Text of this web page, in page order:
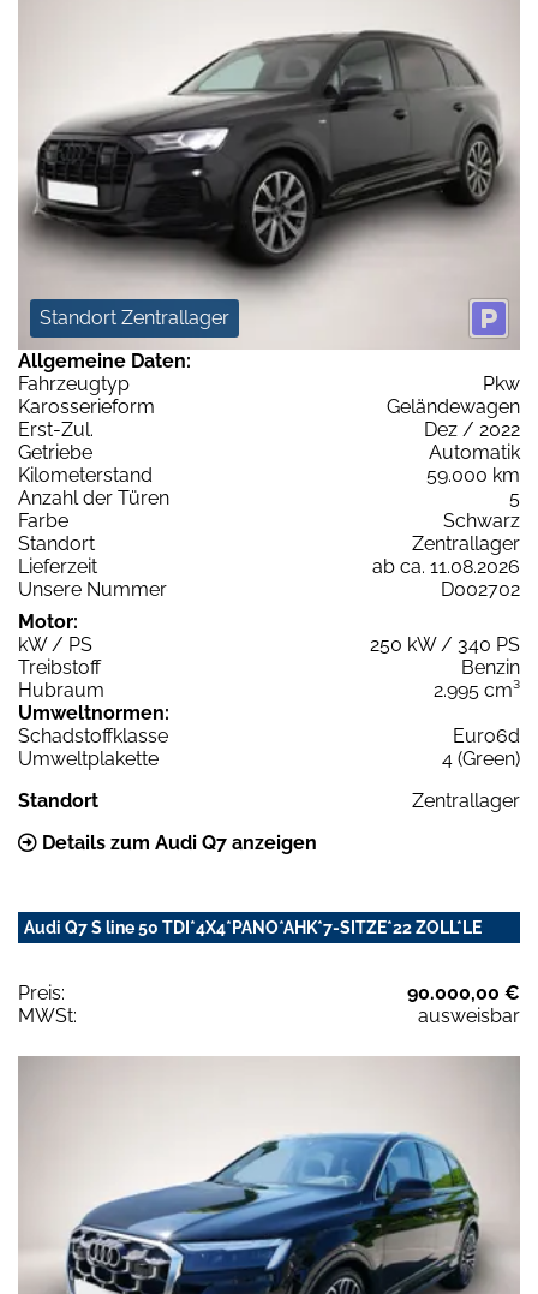
Standort Zentrallager
Allgemeine Daten:
Fahrzeugtyp
Pkw
Karosserieform
Geländewagen
Erst-Zul.
Dez / 2022
Getriebe
Automatik
Kilometerstand
59.000 km
Anzahl der Türen
5
Farbe
Schwarz
Standort
Zentrallager
Lieferzeit
ab ca. 11.08.2026
Unsere Nummer
D002702
Motor:
kW / PS
250 kW / 340 PS
Treibstoff
Benzin
Hubraum
2.995 cm³
Umweltnormen:
Schadstoffklasse
Euro6d
Umweltplakette
4 (Green)
Standort
Zentrallager
Details zum Audi Q7 anzeigen
Audi Q7 S line 50 TDI*4X4*PANO*AHK*7-SITZE*22 ZOLL*LE
Preis:
90.000,00 €
MWSt:
ausweisbar